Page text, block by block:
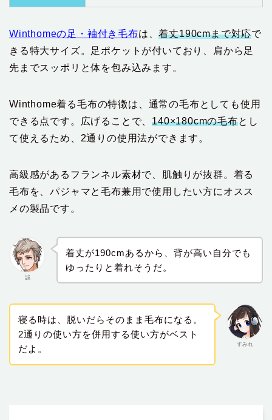
Winthomeの足・袖付き毛布は、着丈190cmまで対応で
きる特大サイズ。足ポケットが付いており、肩から足
先までスッポリと体を包み込みます。
Winthome着る毛布の特徴は、通常の毛布としても使用
できる点です。広げることで、140×180cmの毛布とし
て使えるため、2通りの使用法ができます。
高級感があるフランネル素材で、肌触りが抜群。着る
毛布を、パジャマと毛布兼用で使用したい方にオスス
メの製品です。
誠
着丈が190cmあるから、背が高い自分でも
ゆったりと着れそうだ。
すみれ
寝る時は、脱いだらそのまま毛布になる。
2通りの使い方を併用する使い方がベスト
だよ。